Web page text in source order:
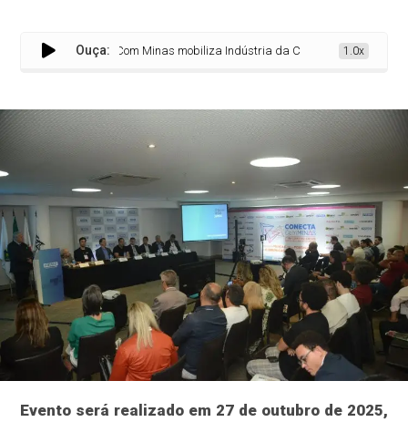
Ouça:
Conecta Com Minas mobiliza Indústria da Comunicação1.0x
Evento será realizado em 27 de outubro de 2025,